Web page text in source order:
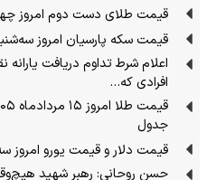
قیمت طلای دست دوم امروز چهارشنبه ۱۴
قیمت سکه پارسیان امروز سه‌شنبه ۱۳ مرداد ۱۴۰۵ +
اعلام شرط تداوم دریافت
افرادی که…
جدول
قیمت دلار و قیمت یورو امروز سه‌شنبه ۱۳ مرداد
حسن روحانی: رهبر شهید